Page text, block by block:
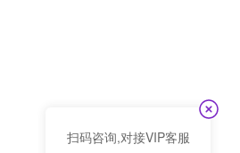
扫码咨询,对接VIP客服